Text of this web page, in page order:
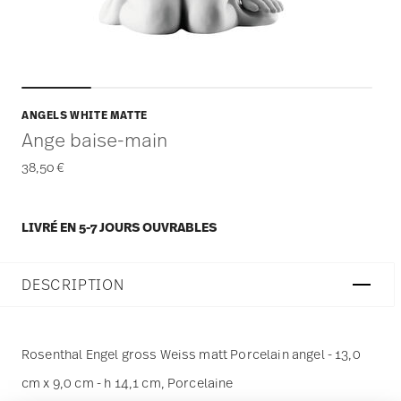
ANGELS WHITE MATTE
Ange baise-main
38,50 €
LIVRÉ EN 5-7 JOURS OUVRABLES
DESCRIPTION
Rosenthal Engel gross Weiss matt Porcelain angel - 13,0
cm x 9,0 cm - h 14,1 cm, Porcelaine